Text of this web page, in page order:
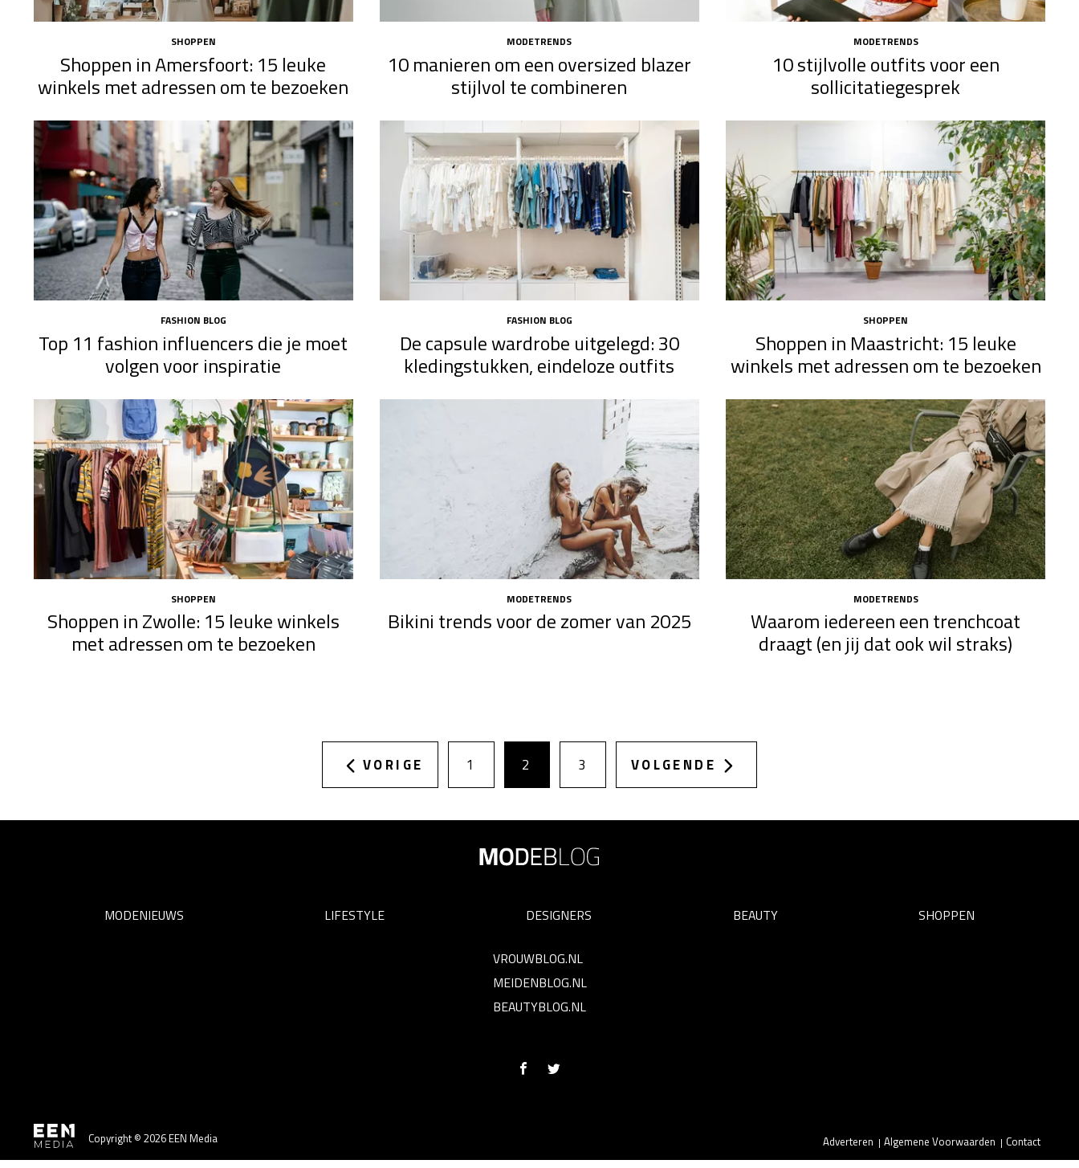
SHOPPEN
Shoppen in Amersfoort: 15 leuke
winkels met adressen om te bezoeken
MODETRENDS
10 manieren om een oversized blazer
stijlvol te combineren
MODETRENDS
10 stijlvolle outfits voor een
sollicitatiegesprek
FASHION BLOG
Top 11 fashion influencers die je moet
volgen voor inspiratie
FASHION BLOG
De capsule wardrobe uitgelegd: 30
kledingstukken, eindeloze outfits
SHOPPEN
Shoppen in Maastricht: 15 leuke
winkels met adressen om te bezoeken
SHOPPEN
Shoppen in Zwolle: 15 leuke winkels
met adressen om te bezoeken
MODETRENDS
Bikini trends voor de zomer van 2025
MODETRENDS
Waarom iedereen een trenchcoat
draagt (en jij dat ook wil straks)
VORIGE 1 2 3 VOLGENDE
MODENIEUWS LIFESTYLE DESIGNERS BEAUTY SHOPPEN
VROUWBLOG.NL
MEIDENBLOG.NL
BEAUTYBLOG.NL
Copyright © 2026 EEN Media Adverteren Algemene Voorwaarden Contact